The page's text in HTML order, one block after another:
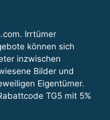
Irrtümer
können sich
inzwischen
Bilder und
Eigentümer.
TG5 mit 5%